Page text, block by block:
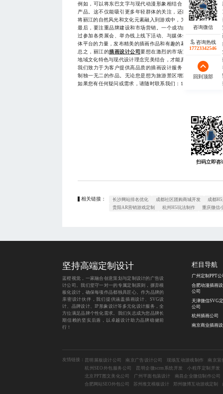
例如，可以将东巴文字与现代动漫形象相结合，开发出一系列
产品。这不仅能吸引更多年轻群体的关注，还能进一步传播丽
将丽江的自然风光和文化元素融入到游戏中，为玩家带来全新的
最后，要注重品牌建设和市场营销。一个成功的品牌不仅要有
过参加各类展会、举办线上线下活动、与媒体合作等方式，不
体平台的力量，发布精美的插画作品和有趣的幕后故事，吸引
总之，丽江的插画设计公司要想在激烈的市场竞争中立于不败
地域文化特色与现代设计理念完美结合，才能真正打造出差异
我们致力于为客户提供高品质的插画设计服务，拥有一支经验
制独一无二的作品。无论您是想为旅游景区增添一抹亮色，还
如果您有任何疑问或需求，请随时联系我们：17723342546（微
扫码立即咨
相关链接： 长沙网站排名优化 成都社区团购商城开发
成都
贵阳AR营销游戏定制
杭州H5玩法制作 重庆微信
咨询热线
17723342546
回到顶部
坚持高端定制设计
蓝橙视觉，一家融合创意策划与定制设计的 广告设
计公司
。我们坚守一对一的专属定制原则，摒弃模
板化设计，确保每项作品都独具匠心。作为品牌的
亲密设计伙伴，我们提供涵盖 插画设计
SVG设
计
品牌设计 、IP形象设计等多元化设计服务，全
方位满足品牌个性化需求。我们矢志成为您品牌长
期信赖的坚实后盾，以卓越设计助力品牌稳健前
行！
栏目导航
广州定制PPT公
合肥动漫插画
公司
天津微信SVG
公司
杭州插画公司
南京商业插画
友情链接： 昆明展板设计公司 南京广告设计公司 现场互动游戏制作
南京宣
杭州SEO外包服务公司
昆明企微scrm系统开发
小程序定制开发
北京PPT图文美化公司
广州平面包装设计
南昌企业微信制作公司
合肥网站SEO外包公司
苏州推文模板设计 郑州微博互动游戏定制